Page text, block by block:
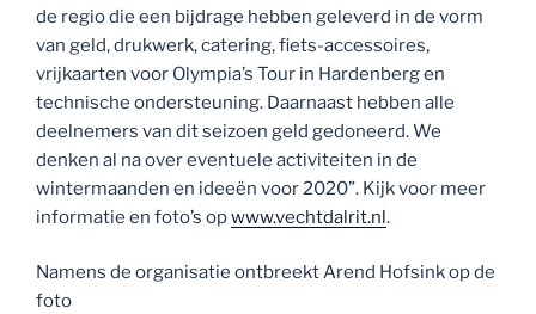
de regio die een bijdrage hebben geleverd in de vorm
van geld, drukwerk, catering, fiets-accessoires,
vrijkaarten voor Olympia’s Tour in Hardenberg en
technische ondersteuning. Daarnaast hebben alle
deelnemers van dit seizoen geld gedoneerd. We
denken al na over eventuele activiteiten in de
wintermaanden en ideeën voor 2020”. Kijk voor meer
informatie en foto’s opwww.vechtdalrit.nl.
Namens de organisatie ontbreekt Arend Hofsink op de
foto